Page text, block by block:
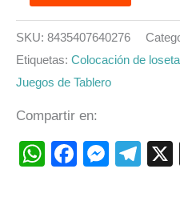
SKU: 8435407640276
Etiquetas: Colocación de
Juegos de Tablero
Compartir en:
WhatsApp